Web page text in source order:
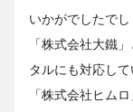
いかがでしたでし
「株式会社大鐵
タルにも対応して
「株式会社ヒム